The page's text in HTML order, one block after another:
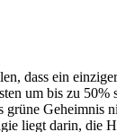
dass ein
um bis zu 50%
grüne Geheimnis
liegt darin, die